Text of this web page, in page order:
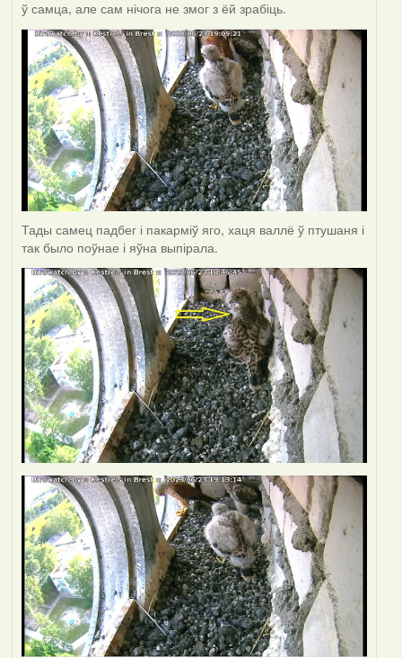
ў самца, але сам нічога не змог з ёй зрабіць.
Тады самец падбег і пакарміў яго, хаця валлё ў птушаня і
так было поўнае і яўна выпірала.